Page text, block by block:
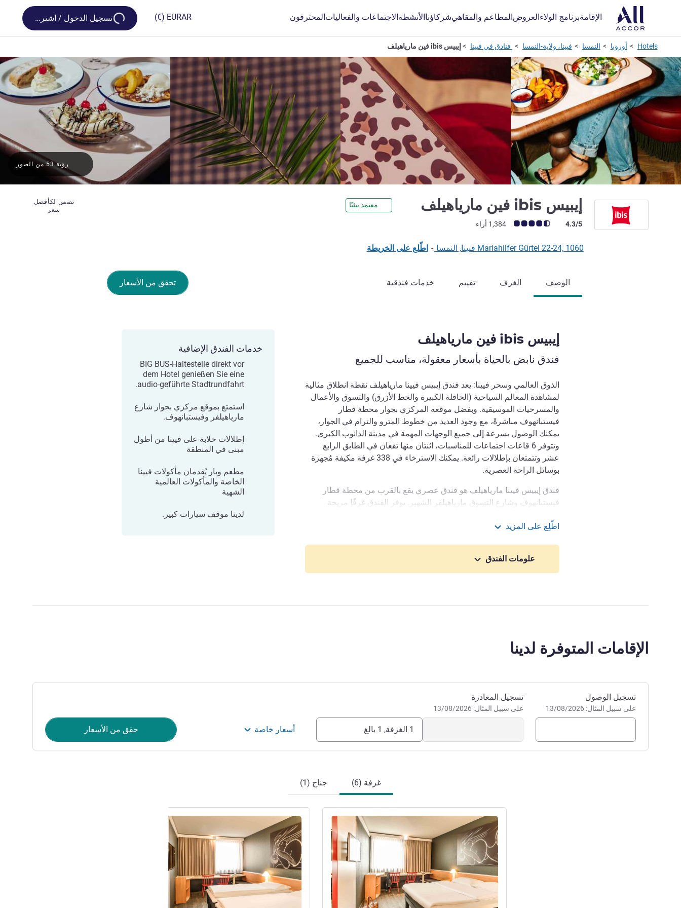
الإقامةبرنامج الولاءالعروضالمطاعم والمقاهيشركاؤناالأنشطةالاجتماعات والفعالياتالمحترفون AR
EUR
(€)
Loading...
تسجيل الدخول / اشترك
Hotels أوروبا النمسا فيينا، ولاية-النمسا فنادق في فيينا إيبيس ibis فين مارياهيلف
إيبيس ibis فين مارياهيلف معتمد بيئيًا
ملاحظة أراء العملاء (رأي ALL)
4.3/5 1,384 أراء
نضمن لكأفضل
سعر
رؤية 53 من الصور
Mariahilfer Gürtel 22-24, 1060 فيينا, النمسا - اطّلع على الخريطة
تحقق من الأسعار الوصف الغرف تقييم خدمات فندقية
إيبيس ibis فين مارياهيلف
فندق نابض بالحياة بأسعار معقولة، مناسب للجميع
الذوق العالمي وسحر فيينا: يعد ‏‫فندق إيبيس فيينا مارياهيلف نقطة انطلاق مثالية
لمشاهدة المعالم السياحية (الحافلة الكبيرة والخط الأزرق) والتسوق والأعمال
والمسرحيات الموسيقية. وبفضل موقعه المركزي بجوار محطة قطار
فيستبانهوف مباشرةً، مع وجود العديد من خطوط المترو والترام في الجوار،
يمكنك الوصول بسرعة إلى جميع الوجهات المهمة في مدينة الدانوب الكبرى.
وتتوفر 6 قاعات اجتماعات للمناسبات، اثنتان منها تقعان في الطابق الرابع
عشر وتتمتعان بإطلالات رائعة. يمكنك الاسترخاء في 338 غرفة مكيفة مُجهزة
بوسائل الراحة العصرية.
فندق إيبيس فيينا مارياهيلف هو فندق عصري يقع بالقرب من محطة قطار
فيستبانهوف وشارع التسوق مارياهيلفر الشهير. يوفر الفندق غرفًا مريحة
حد سواء.
يبعد الفندق 5 دقائق فقط سيرًا على الأقدام عن شارع ماريا هلفر
عن مسرح رايموند Raimund Theater.
والكرواسون! اجعل نفسك في منزلك واسترخ واستمتع بفيينا. نحن نتطلع إلى
اطّلِع على المزيد
علومات الفندق
خدمات الفندق الإضافية
BIG BUS-Haltestelle direkt vor
dem Hotel genießen Sie eine
audio-geführte Stadtrundfahrt.
استمتع بموقع مركزي بجوار شارع
مارياهيلفر وفيستبانهوف.
إطلالات خلابة على فيينا من أطول
مبنى في المنطقة
مطعم وبار يُقدمان مأكولات فيينا
الخاصة والمأكولات العالمية
الشهية
لدينا موقف سيارات كبير.
الإقامات المتوفرة لدينا
احجز في هذا الفندق
تسجيل الوصول
على سبيل المثال: 13/08/2026
تسجيل المغادرة
على سبيل المثال: 13/08/2026
1 الغرفة, 1 بالغ أسعار خاصة حقق من الأسعار
غرفة (6) جناح (1)
راجع التفاصيل راجع التفاصيل